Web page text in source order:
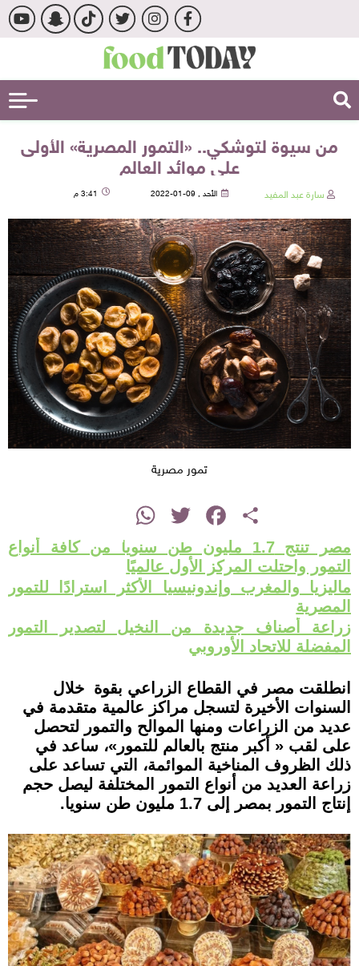
من سيوة لتوشكي.. «التمور المصرية» الأولى
على موائد العالم
سارة عبد المفيد الأحد , 09-01-2022 3:41 م
تمور مصرية
Share
Facebook
Twitter
WhatsApp
مصر تنتج 1.7 مليون طن سنويا من كافة أنواع
التمور واحتلت المركز الأول عالميًا
ماليزيا والمغرب وإندونيسيا الأكثر استرادًا للتمور
المصرية
زراعة أصناف جديدة من النخيل لتصدير التمور
المفضلة للاتحاد الأوروبي
انطلقت مصر في القطاع الزراعي بقوة خلال
السنوات الأخيرة لتسجل مراكز عالمية متقدمة في
عديد من الزراعات ومنها الموالح والتمور لتحصل
على لقب « أكبر منتج بالعالم للتمور»، ساعد في
ذلك الظروف المناخية الموائمة، التي تساعد على
زراعة العديد من أنواع التمور المختلفة ليصل حجم
إنتاج التمور بمصر إلى 1.7 مليون طن سنويا.